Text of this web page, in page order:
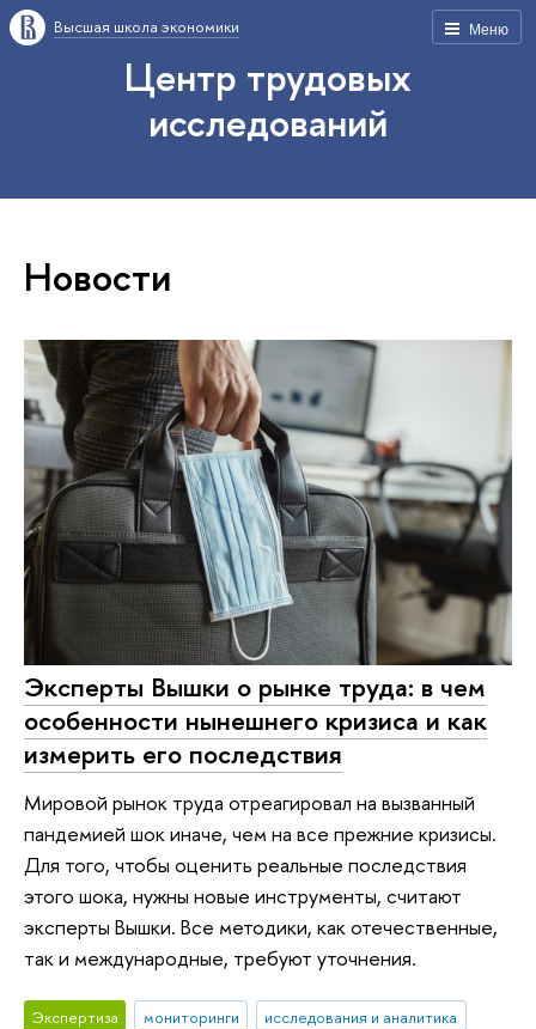
Меню
Высшая школа экономики
Центр трудовых
исследований
Новости
Эксперты Вышки о рынке труда: в чем
особенности нынешнего кризиса и как
измерить его последствия
Мировой рынок труда отреагировал на вызванный
пандемией шок иначе, чем на все прежние кризисы.
Для того, чтобы оценить реальные последствия
этого шока, нужны новые инструменты, считают
эксперты Вышки. Все методики, как отечественные,
так и международные, требуют уточнения.
Экспертиза мониторинги исследования и аналитика